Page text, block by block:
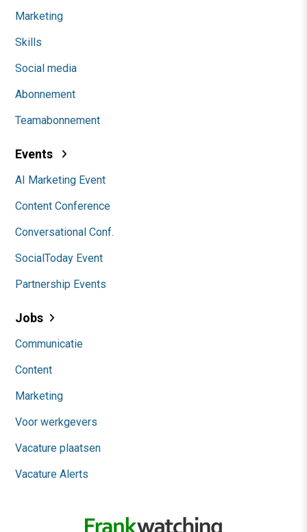
Marketing
Skills
Social media
Abonnement
Teamabonnement
Events
AI Marketing Event
Content Conference
Conversational Conf.
SocialToday Event
Partnership Events
Jobs
Communicatie
Content
Marketing
Voor werkgevers
Vacature plaatsen
Vacature Alerts